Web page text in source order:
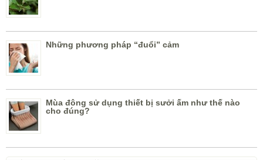
Những phương pháp “đuổi” cảm
Mùa đông sử dụng thiết bị sưởi ấm như thế nào
cho đúng?